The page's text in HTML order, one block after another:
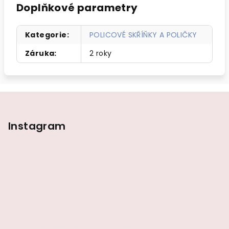
Doplňkové parametry
Kategorie:
POLICOVÉ SKŘÍŇKY A POLIČKY
Záruka: 2 roky
Instagram